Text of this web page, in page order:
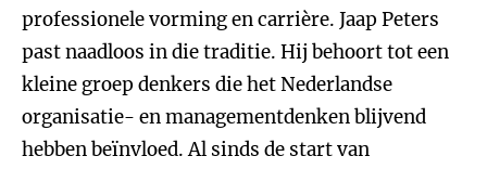
professionele vorming en carrière. Jaap Peters
past naadloos in die traditie. Hij behoort tot een
kleine groep denkers die het Nederlandse
organisatie- en managementdenken blijvend
hebben beïnvloed. Al sinds de start van